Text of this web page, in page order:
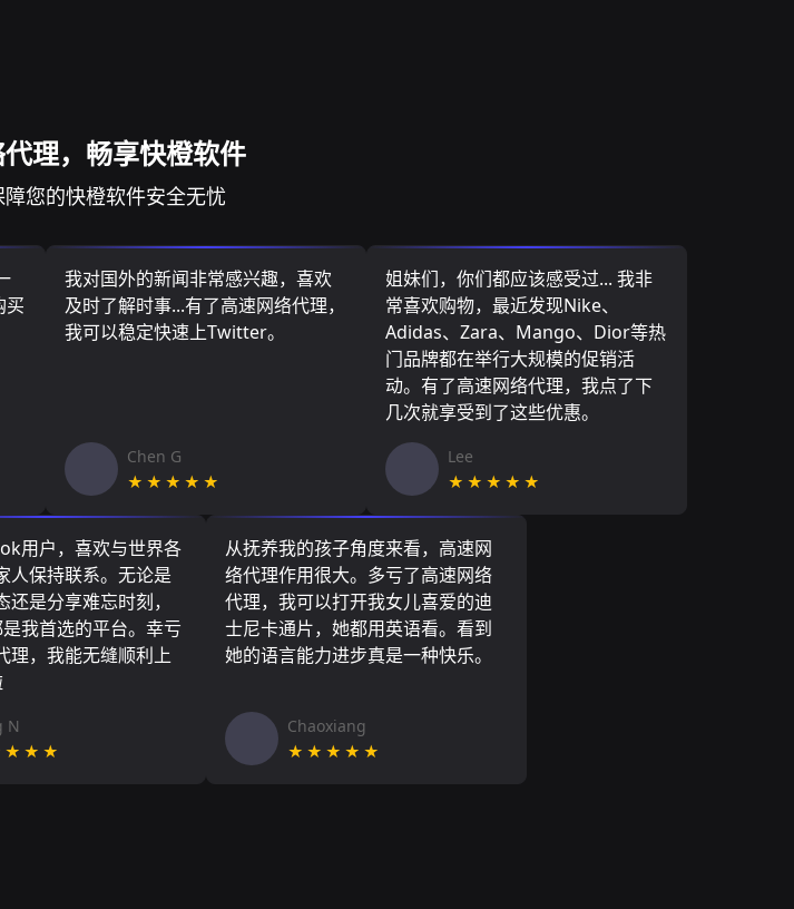
理，畅享快橙软件
您的快橙软件安全无忧
买
我对国外的新闻非常感兴趣，喜欢
及时了解时事...有了高速网络代理，
我可以稳定快速上Twitter。
Chen G
★★★★★
姐妹们，你们都应该感受过... 我非
常喜欢购物，最近发现Nike、
Adidas、Zara、Mango、Dior等热
门品牌都在举行大规模的促销活
动。有了高速网络代理，我点了下
几次就享受到了这些优惠。
Lee
★★★★★
用户，喜欢与世界各
人保持联系。无论是
还是分享难忘时刻，
我首选的平台。幸亏
理，我能无缝顺利上
N
从抚养我的孩子角度来看，高速网
络代理作用很大。多亏了高速网络
代理，我可以打开我女儿喜爱的迪
士尼卡通片，她都用英语看。看到
她的语言能力进步真是一种快乐。
Chaoxiang
★★★★★